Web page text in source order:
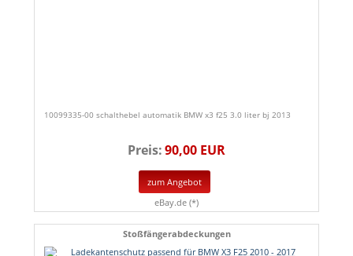
10099335-00 schalthebel automatik BMW x3 f25 3.0 liter bj 2013
Preis:90,00 EUR
zum Angebot
eBay.de (*)
Stoßfängerabdeckungen